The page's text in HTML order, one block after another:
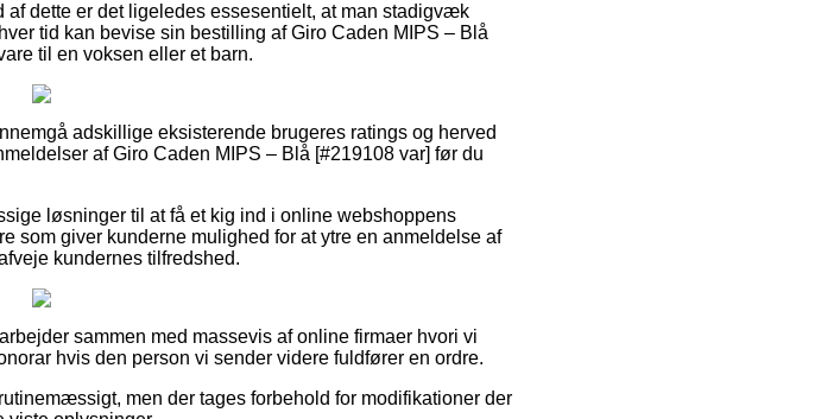
dette er det ligeledes essesentielt, at man stadigvæk
tid kan bevise sin bestilling af Giro Caden MIPS – Blå
til en voksen eller et barn.
adskillige eksisterende brugeres ratings og herved
af Giro Caden MIPS – Blå [#219108 var] før du
løsninger til at få et kig ind i online webshoppens
som giver kunderne mulighed for at ytre en anmeldelse af
kundernes tilfredshed.
sammen med massevis af online firmaer hvori vi
hvis den person vi sender videre fuldfører en ordre.
men der tages forbehold for modifikationer der